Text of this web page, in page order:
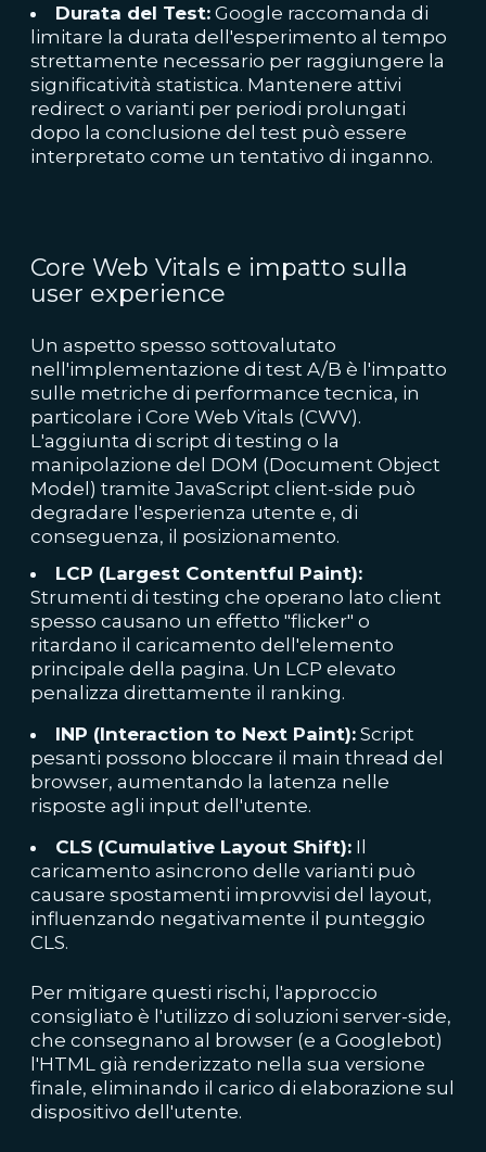
Durata del Test: Google raccomanda di
limitare la durata dell'esperimento al tempo
strettamente necessario per raggiungere la
significatività statistica. Mantenere attivi
redirect o varianti per periodi prolungati
dopo la conclusione del test può essere
interpretato come un tentativo di inganno.
Core Web Vitals e impatto sulla
user experience
Un aspetto spesso sottovalutato
nell'implementazione di test A/B è l'impatto
sulle metriche di performance tecnica, in
particolare i Core Web Vitals (CWV).
L'aggiunta di script di testing o la
manipolazione del DOM (Document Object
Model) tramite JavaScript client-side può
degradare l'esperienza utente e, di
conseguenza, il posizionamento.
LCP (Largest Contentful Paint):
Strumenti di testing che operano lato client
spesso causano un effetto "flicker" o
ritardano il caricamento dell'elemento
principale della pagina. Un LCP elevato
penalizza direttamente il ranking.
INP (Interaction to Next Paint): Script
pesanti possono bloccare il main thread del
browser, aumentando la latenza nelle
risposte agli input dell'utente.
CLS (Cumulative Layout Shift): Il
caricamento asincrono delle varianti può
causare spostamenti improvvisi del layout,
influenzando negativamente il punteggio
CLS.
Per mitigare questi rischi, l'approccio
consigliato è l'utilizzo di soluzioni server-side,
che consegnano al browser (e a Googlebot)
l'HTML già renderizzato nella sua versione
finale, eliminando il carico di elaborazione sul
dispositivo dell'utente.